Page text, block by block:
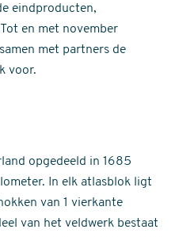
eindproducten,
en met november
met partners de
voor.
opgedeeld in 1685
In elk atlasblok ligt
van 1 vierkante
van het veldwerk bestaat